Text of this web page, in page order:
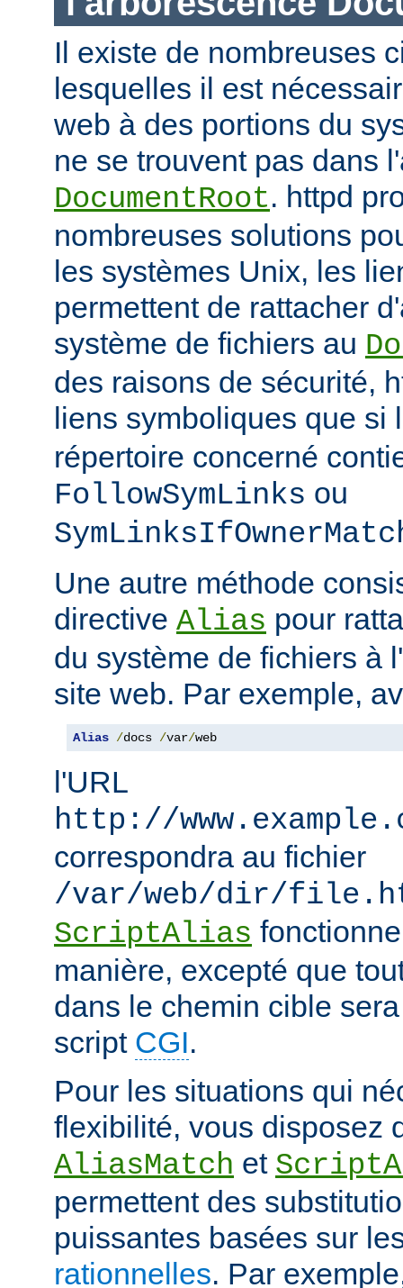
Il existe de nombreuses
lesquelles il est
web à des portions du
ne se trouvent pas dans
DocumentRoot. httpd
nombreuses solutions
les systèmes Unix, les
permettent de rattacher
système de fichiers au
des raisons de sécurité,
liens symboliques que si
répertoire concerné
FollowSymLinks ou
Une autre méthode
directive Alias pour
du système de fichiers à
site web. Par exemple,
Alias /docs /var/web
l'URL
http://
correspondra au fichier
/var/web/dir/
ScriptAlias
manière, excepté que
dans le chemin cible
script CGI.
Pour les situations qui
flexibilité, vous disposez
AliasMatch et
permettent des
puissantes basées sur
rationnelles. Par